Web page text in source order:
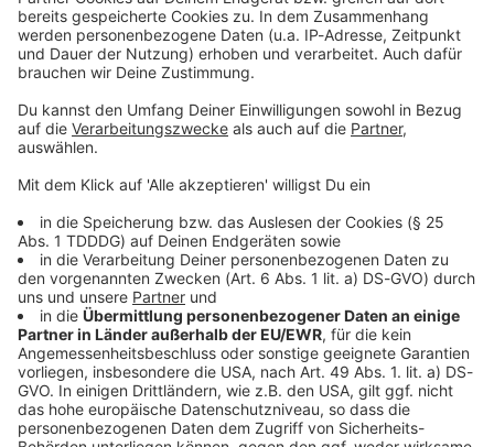
Sprachnachricht
© dpa-infocom, dpa:260709-930-357774/1
Sport